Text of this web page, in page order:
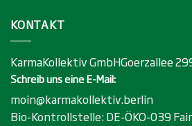
KONTAKT
KarmaKollektiv GmbHGoerzallee
Schreib uns eine E-Mail:
moin@karmakollektiv.berlin
Bio-Kontrollstelle:DE-ÖKO-039